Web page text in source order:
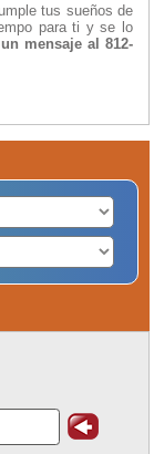
tus sueños de
para ti y se lo
mensaje al 812-